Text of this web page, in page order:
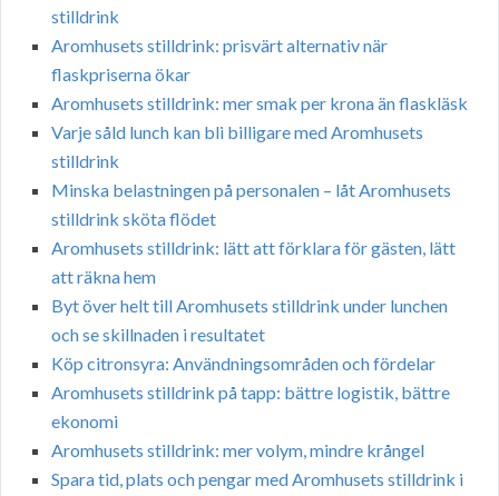
stilldrink
Aromhusets stilldrink: prisvärt alternativ när
flaskpriserna ökar
Aromhusets stilldrink: mer smak per krona än flaskläsk
Varje såld lunch kan bli billigare med Aromhusets
stilldrink
Minska belastningen på personalen – låt Aromhusets
stilldrink sköta flödet
Aromhusets stilldrink: lätt att förklara för gästen, lätt
att räkna hem
Byt över helt till Aromhusets stilldrink under lunchen
och se skillnaden i resultatet
Köp citronsyra: Användningsområden och fördelar
Aromhusets stilldrink på tapp: bättre logistik, bättre
ekonomi
Aromhusets stilldrink: mer volym, mindre krångel
Spara tid, plats och pengar med Aromhusets stilldrink i